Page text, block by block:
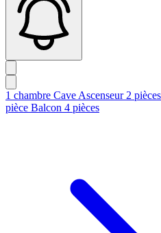
1 chambre Cave Ascenseur 2 pièces
pièce Balcon 4 pièces